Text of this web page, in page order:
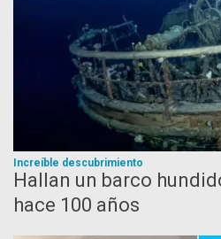
Increíble descubrimiento
Hallan un barco
hace 100 años